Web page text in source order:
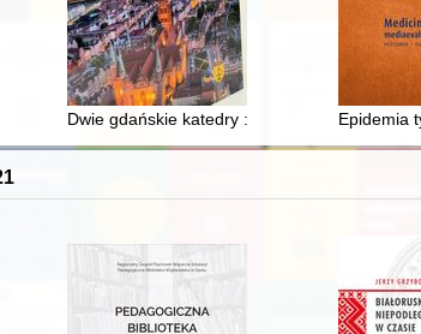
i religijny
Cz. 1,
Dwie gdańskie katedry : filary cywilizacjiEpidemia